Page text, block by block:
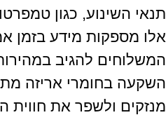
תנאי השינוע, כגון
אלו מספקות מידע בזמן
המשלוחים להגיב
השקעה בחומרי אריזה
מנזקים ולשפר את חווית